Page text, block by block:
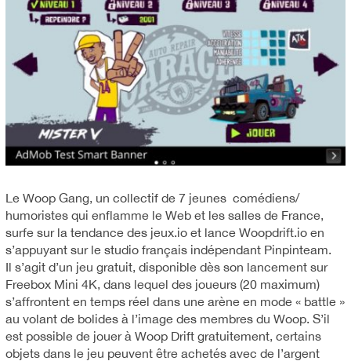
Le Woop Gang, un collectif de 7 jeunes comédiens/
humoristes qui enflamme le Web et les salles de France,
surfe sur la tendance des jeux.io et lance Woopdrift.io en
s’appuyant sur le studio français indépendant Pinpinteam.
Il s’agit d’un jeu gratuit, disponible dès son lancement sur
Freebox Mini 4K, dans lequel des joueurs (20 maximum)
s’affrontent en temps réel dans une arène en mode « battle »
au volant de bolides à l’image des membres du Woop. S’il
est possible de jouer à Woop Drift gratuitement, certains
objets dans le jeu peuvent être achetés avec de l’argent